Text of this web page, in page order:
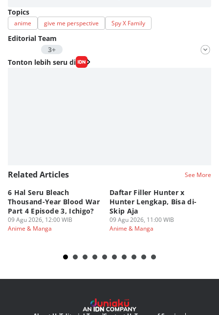
Topics
anime give me perspective Spy X Family
Editorial Team
3+
Editor
Nadia Agatha Pramesthi
Tonton lebih seru di
Related Articles See More
6 Hal Seru Bleach
Thousand-Year Blood War
Part 4 Episode 3, Ichigo?
09 Agu 2026, 12:00 WIB
Anime & Manga
Daftar Filler Hunter x
Hunter Lengkap, Bisa di-
Skip Aja
09 Agu 2026, 11:00 WIB
Anime & Manga